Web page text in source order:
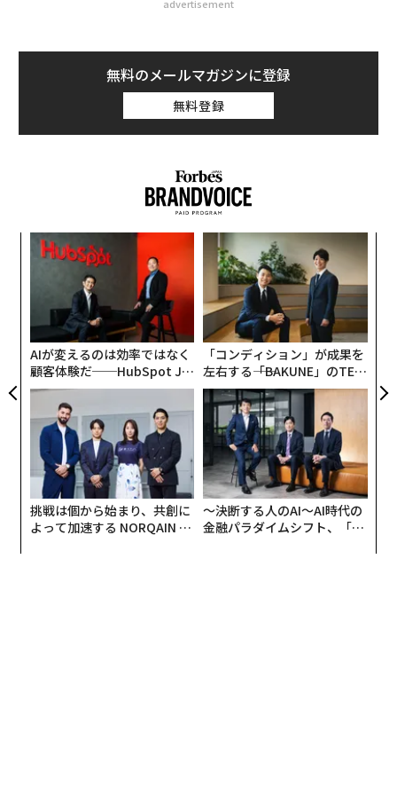
advertisement
無料のメールマガジンに登録
無料登録
AIが変えるのは効率ではなく
顧客体験だ──HubSpot Ja
panが語る「Grow Better」
な組織のつくり方
「コンディション」が成果を
左右する――「BAKUNE」のTEN
TIALが支える「挑戦者の明
日」
挑戦は個から始まり、共創に
よって加速する NORQAIN JA
〜決断する人のAI〜AI時代の
金融パラダイムシフト、「超